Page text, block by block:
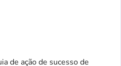
de ação de sucesso de